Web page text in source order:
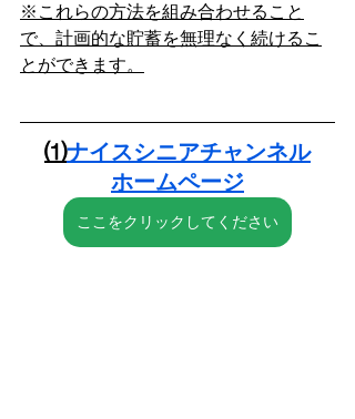
※これらの方法を組み合わせること
で、計画的な貯蓄を無理なく続けるこ
とができます。
⑴ナイスシニアチャンネル
ホームページ
ここをクリックしてください